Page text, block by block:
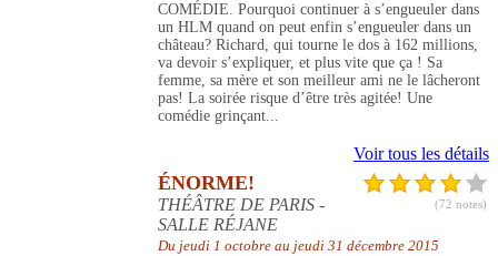
COMÉDIE. Pourquoi continuer à s’engueuler dans
un HLM quand on peut enfin s’engueuler dans un
château? Richard, qui tourne le dos à 162 millions,
va devoir s’expliquer, et plus vite que ça ! Sa
femme, sa mère et son meilleur ami ne le lâcheront
pas! La soirée risque d’être très agitée! Une
comédie grinçant...
Voir tous les détails
(72 notes)
ÉNORME!
THÉÂTRE DE PARIS -
SALLE RÉJANE
Du jeudi 1 octobre au jeudi 31 décembre 2015